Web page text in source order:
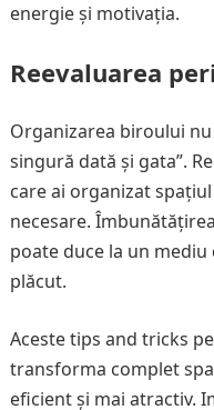
energie și motivația.
Reevaluarea
Organizarea biroului
singură dată și gata”.
care ai organizat
necesare.
poate duce la un
plăcut.
Aceste tips and tricks
transforma complet
eficient și mai atractiv.